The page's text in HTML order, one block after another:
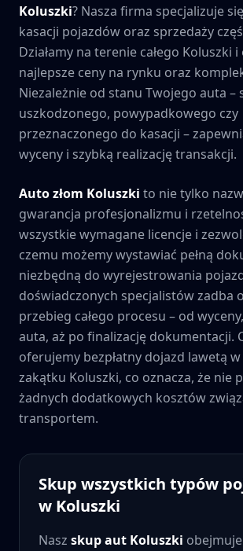
Koluszki? Nasza firma specjalizuje
kasacji pojazdów oraz sprzedaży
Działamy na terenie całego Koluszki i
najlepsze ceny na rynku oraz
Niezależnie od stanu Twojego auta –
uszkodzonego, powypadkowego czy
przeznaczonego do kasacji –
wyceny i szybką realizację transakcji.
Auto złom Koluszki to nie tylko
gwarancja profesjonalizmu i
wszystkie wymagane licencje i
czemu możemy wystawiać pełną
niezbędną do wyrejestrowania
doświadczonych specjalistów zadba
przebieg całego procesu – od
auta, aż po finalizację dokumentacji.
oferujemy bezpłatny dojazd lawetą
zakątku Koluszki, co oznacza, że nie
żadnych dodatkowych kosztów
transportem.
Skup wszystkich typów
w Koluszki
Nasz skup aut Koluszki